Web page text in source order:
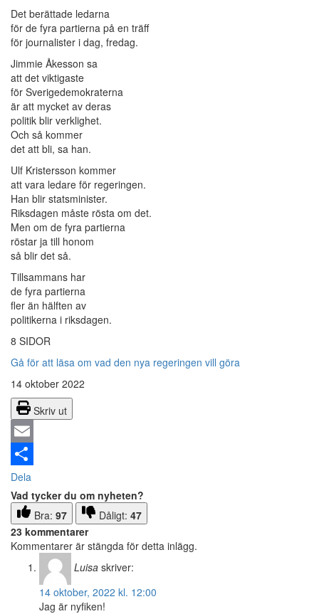
Det berättade ledarna
för de fyra partierna på en träff
för journalister i dag, fredag.
Jimmie Åkesson sa
att det viktigaste
för Sverigedemokraterna
är att mycket av deras
politik blir verklighet.
Och så kommer
det att bli, sa han.
Ulf Kristersson kommer
att vara ledare för regeringen.
Han blir statsminister.
Riksdagen måste rösta om det.
Men om de fyra partierna
röstar ja till honom
så blir det så.
Tillsammans har
de fyra partierna
fler än hälften av
politikerna i riksdagen.
8 SIDOR
Gå för att läsa om vad den nya regeringen vill göra
14 oktober 2022
Skriv ut
Email
Dela
Vad tycker du om nyheten?
Bra: 97 Dåligt: 47
23 kommentarer
Kommentarer är stängda för detta inlägg.
Luisa skriver:
14 oktober, 2022 kl. 12:00
Jag är nyfiken!